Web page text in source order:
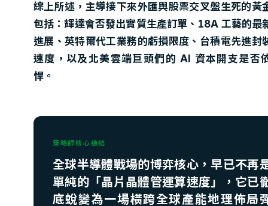
綜上所述，主導接下來外匯與股票交叉盤生死的黃
包括：輝達會否發出實質生產訂單、18A 工藝的最
進展、英特爾代工業務的虧損限度、台積電先進封
速度，以及北美雲端巨頭們的 AI 資本開支是否
悍。
策略師核心總結
全球半導體戰場的博弈核心，早已不再
單純的「晶片晶體管運算速度」，它已
底蛻變為一場橫跨全球產能地理佈局